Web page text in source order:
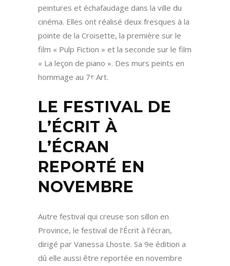
peintures et échafaudage dans la ville du
cinéma. Elles ont réalisé deux fresques à la
pointe de la Croisette, la première sur le
film « Pulp Fiction » et la seconde sur le film
« La leçon de piano ». Des murs peints en
hommage au 7e Art.
LE FESTIVAL DE
L’ÉCRIT À
L’ÉCRAN
REPORTÉ EN
NOVEMBRE
Autre festival qui creuse son sillon en
Province, le festival de l’Écrit à l’écran,
dirigé par Vanessa Lhoste. Sa 9e édition a
dû elle aussi être reportée en novembre